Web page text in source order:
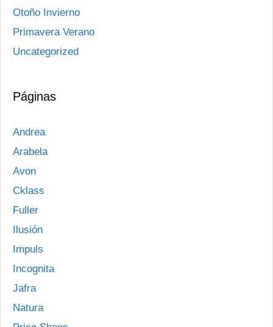
Otoño Invierno
Primavera Verano
Uncategorized
Páginas
Andrea
Arabela
Avon
Cklass
Fuller
Ilusión
Impuls
Incognita
Jafra
Natura